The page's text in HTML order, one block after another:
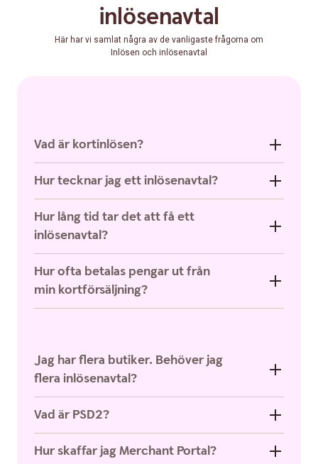
inlösenavtal
Här har vi samlat några av de vanligaste frågorna om
Inlösen och inlösenavtal
Vad är kortinlösen?
Hur tecknar jag ett inlösenavtal?
Hur lång tid tar det att få ett
inlösenavtal?
Hur ofta betalas pengar ut från
min kortförsäljning?
Jag har flera butiker. Behöver jag
flera inlösenavtal?
Vad är PSD2?
Hur skaffar jag Merchant Portal?